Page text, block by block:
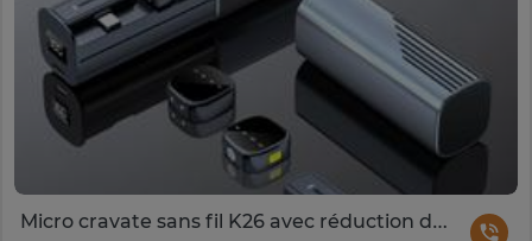
Micro cravate sans fil K26 avec réduction de bruit IA